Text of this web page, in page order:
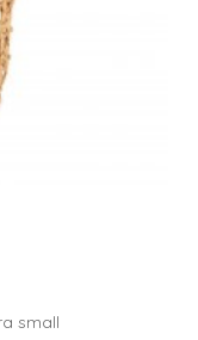
small